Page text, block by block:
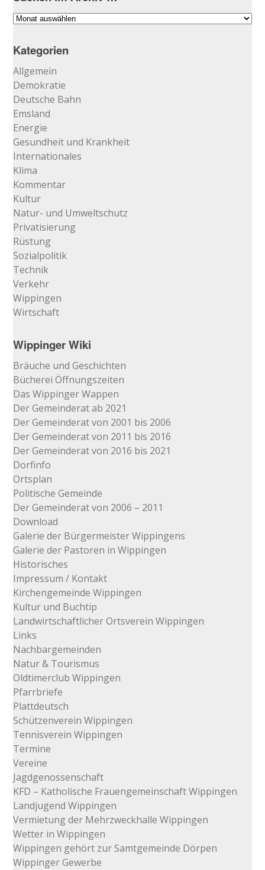
Suchen
Archiv
Kategorien
Allgemein
Demokratie
Deutsche Bahn
Emsland
Energie
Gesundheit und Krankheit
Internationales
Klima
Kommentar
Kultur
Natur- und Umweltschutz
Privatisierung
Rüstung
Sozialpolitik
Technik
Verkehr
Wippingen
Wirtschaft
Wippinger Wiki
Bräuche und Geschichten
Bücherei Öffnungszeiten
Das Wippinger Wappen
Der Gemeinderat ab 2021
Der Gemeinderat von 2001 bis 2006
Der Gemeinderat von 2011 bis 2016
Der Gemeinderat von 2016 bis 2021
Dorfinfo
Ortsplan
Politische Gemeinde
Der Gemeinderat von 2006 – 2011
Download
Galerie der Bürgermeister Wippingens
Galerie der Pastoren in Wippingen
Historisches
Impressum / Kontakt
Kirchengemeinde Wippingen
Kultur und Buchtip
Landwirtschaftlicher Ortsverein Wippingen
Links
Nachbargemeinden
Natur & Tourismus
Oldtimerclub Wippingen
Pfarrbriefe
Plattdeutsch
Schützenverein Wippingen
Tennisverein Wippingen
Termine
Vereine
Jagdgenossenschaft
KFD – Katholische Frauengemeinschaft Wippingen
Landjugend Wippingen
Vermietung der Mehrzweckhalle Wippingen
Wetter in Wippingen
Wippingen gehört zur Samtgemeinde Dörpen
Wippinger Gewerbe